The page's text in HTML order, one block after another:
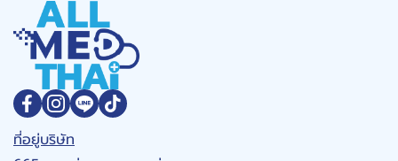
ที่อยู่บริษัท